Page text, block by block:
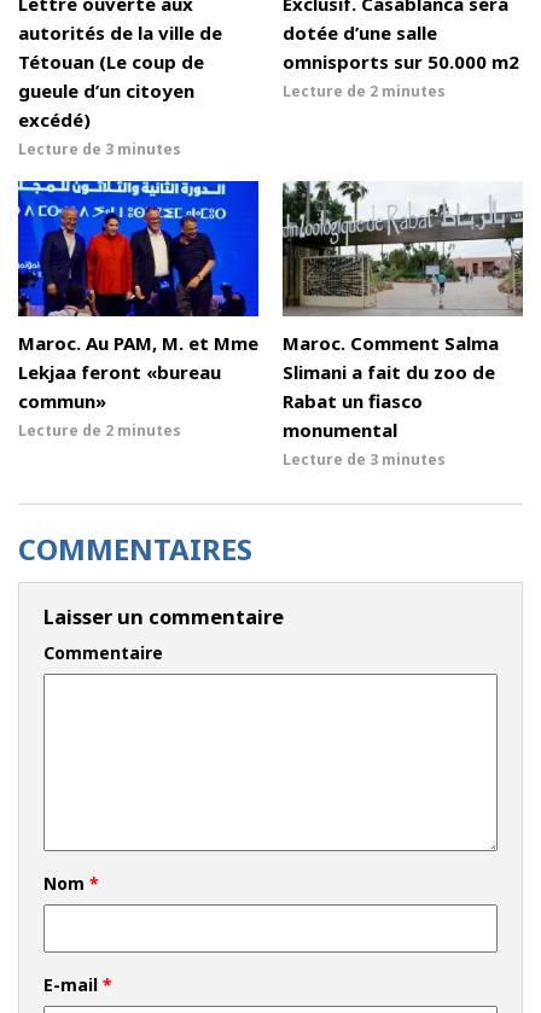
autorités de la ville de
Tétouan (Le coup de
gueule d’un citoyen
excédé)
Lecture de 3 minutes
dotée d’une salle
omnisports sur 50.000 m2
Lecture de 2 minutes
Maroc. Au PAM, M. et Mme
Lekjaa feront «bureau
commun»
Lecture de 2 minutes
Maroc. Comment Salma
Slimani a fait du zoo de
Rabat un fiasco
monumental
Lecture de 3 minutes
COMMENTAIRES
Laisser un commentaire
Commentaire
Nom *
E-mail *